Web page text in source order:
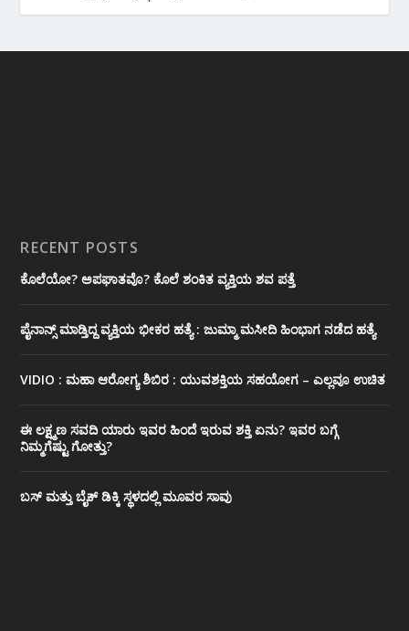
RECENT POSTS
ಕೊಲೆಯೋ? ಅಪಘಾತವೊ? ಕೊಲೆ ಶಂಕಿತ ವ್ಯಕ್ತಿಯ ಶವ ಪತ್ತೆ
ಪೈನಾನ್ಸ್ ಮಾಡ್ತಿದ್ದ ವ್ಯಕ್ತಿಯ ಭೀಕರ‌ ಹತ್ಯೆ : ಜುಮ್ಮಾ ಮಸೀದಿ ಹಿಂಭಾಗ ನಡೆದ ಹತ್ಯೆ
VIDIO : ಮಹಾ ಆರೋಗ್ಯ ಶಿಬಿರ : ಯುವಶಕ್ತಿಯ ಸಹಯೋಗ – ಎಲ್ಲವೂ ಉಚಿತ
ಈ ಲಕ್ಷ್ಮಣ ಸವದಿ ಯಾರು ಇವರ ಹಿಂದೆ ಇರುವ ಶಕ್ತಿ ಏನು? ಇವರ ಬಗ್ಗೆ
ನಿಮ್ಮಗೆಷ್ಟು ಗೋತ್ತು?
ಬಸ್ ಮತ್ತು ಬೈಕ್ ಡಿಕ್ಕಿ ಸ್ಥಳದಲ್ಲಿ ಮೂವರ ಸಾವು